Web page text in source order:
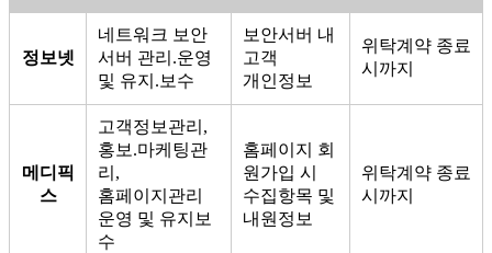
정보넷
네트워크 보안
서버 관리.운영
및 유지.보수
보안서버 내
고객
개인정보
위탁계약 종료
시까지
메디픽
스
고객정보관리,
홍보.마케팅관
리,
홈페이지관리
운영 및 유지보
수
홈페이지 회
원가입 시
수집항목 및
내원정보
위탁계약 종료
시까지